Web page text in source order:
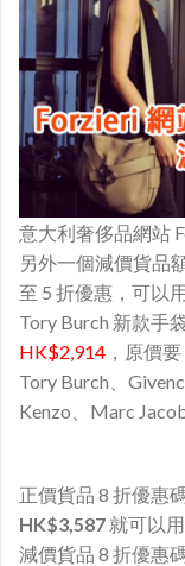
意大利奢侈品網站
另外一個減價貨品
至 5 折優惠，可以
Tory Burch 新款手
HK$2,914 ，原價
Tory Burch、
Kenzo、Marc
正價貨品 8 折優惠
HK$3,587 就可以
減價貨品 8 折優惠